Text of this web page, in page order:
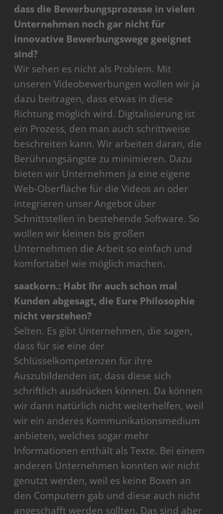
dass die Bewerbungsprozesse in vielen
Unternehmen noch gar nicht für
innovative Bewerbungswege geeignet
sind?
Wir sehen es nicht als Problem. Mit
unseren Videobewerbungen wollen wir ja
dazu beitragen, dass etwas in diese
Richtung möglich wird. Digitalisierung ist
ein Prozess, den man auch schrittweise
beschreiten kann. Wir arbeiten daran, die
Berührungsängste zu minimieren. Dazu
bieten wir Unternehmen ja eine eigene
Web-Oberfläche für die Videos an oder
integrieren unser Angebot über
Schnittstellen in bestehende Software. So
wollen wir kleinen bis großen
Unternehmen die Arbeit so einfach und
komfortabel wie möglich machen.
saatkorn.: Habt Ihr auch schon mal
Kunden abgesagt, die Eure Philosophie
nicht verstehen?
Selten. Es gibt Unternehmen, die sagen,
dass für sie eine der
Schlüsselkompetenzen für ihre
Auszubildenden ist, dass diese sich
schriftlich ausdrücken können. Da können
wir dann natürlich nicht weiterhelfen, weil
wir ein anderes Kommunikationsmedium
anbieten, welches sogar mehr
Informationen enthält als Texte. Bei einem
anderen Unternehmen konnten wir nicht
genutzt werden, weil es keine Boxen an
den Computern gab und diese auch nicht
angeschafft werden sollten. Das sind aber